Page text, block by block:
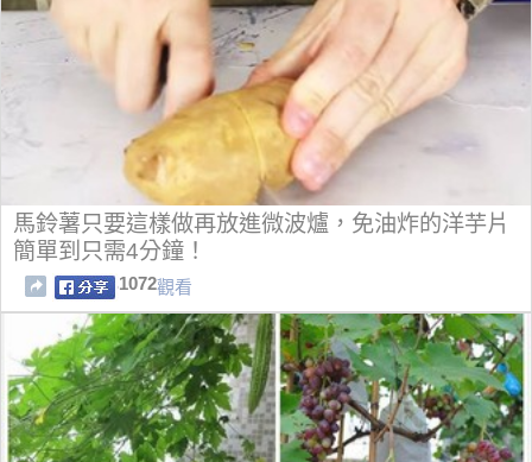
馬鈴薯只要這樣做再放進微波爐，免油炸的洋芋片
簡單到只需4分鐘！
1072觀看